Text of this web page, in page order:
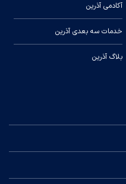
آکادمی آذرین
خدمات سه بعدی آذرین
بلاگ آذرین